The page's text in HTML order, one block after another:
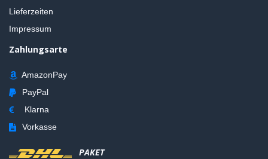
Lieferzeiten
Impressum
Zahlungsarte
AmazonPay
PayPal
Klarna
Vorkasse
PAKET